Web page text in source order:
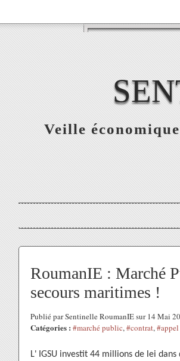
Veille
RoumanIE : Marché
secours maritimes !
Publié par Sentinelle RoumanIE sur 14 Mai
Catégories : #marché public,#contrat,
L' IGSU investit 44 millions de lei